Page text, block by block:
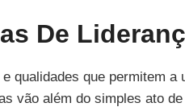
De
qualidades que permitem a
vão além do simples ato